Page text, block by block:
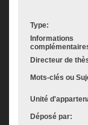
Type:
Informations
Directeur de
Mots-clés ou
Unité
Déposé par: